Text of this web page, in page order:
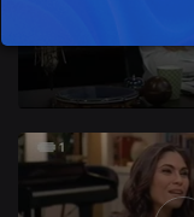
309312